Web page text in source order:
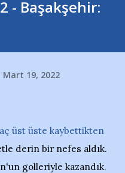
- Başakşehir:
Mart 19, 2022
üst üste kaybettikten
derin bir nefes aldık.
golleriyle kazandık.